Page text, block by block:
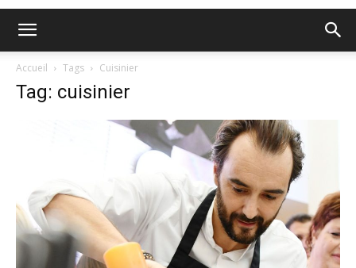
Accueil Tags Cuisinier
Tag: cuisinier